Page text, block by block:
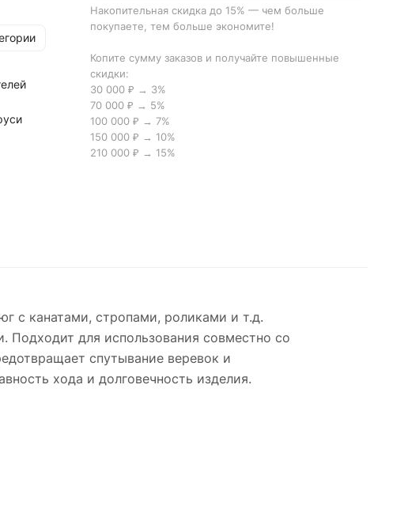
их
Накопительная скидка до 15% — чем больше
покупаете, тем больше экономите!
Копите сумму заказов и получайте повышенные
скидки:
30 000 ₽ → 3%
70 000 ₽ → 5%
100 000 ₽ → 7%
150 000 ₽ → 10%
210 000 ₽ → 15%
с канатами, стропами, роликами и т.д.
Подходит для использования совместно со
спутывание веревок и
хода и долговечность изделия.